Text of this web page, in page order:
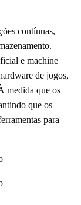
contínuas,
e machine
de jogos,
medida que os
que os
para